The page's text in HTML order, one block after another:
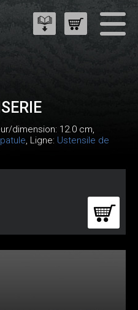
dimension: 12.0 cm,
, Ligne: Ustensile de